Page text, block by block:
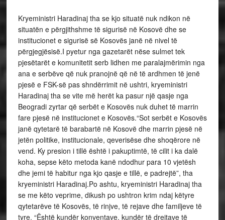
Kryeministri Haradinaj tha se kjo situatë nuk ndikon në
situatën e përgjithshme të sigurisë në Kosovë dhe se
institucionet e sigurisë së Kosovës janë në nivel të
përgjegjësisë.I pyetur nga gazetarët nëse sulmet tek
pjesëtarët e komunitetit serb lidhen me paralajmërimin nga
ana e serbëve që nuk pranojnë që në të ardhmen të jenë
pjesë e FSK-së pas shndërrimit në ushtri, kryeministri
Haradinaj tha se vite më herët ka pasur një qasje nga
Beogradi zyrtar që serbët e Kosovës nuk duhet të marrin
fare pjesë në institucionet e Kosovës.“Sot serbët e Kosovës
janë qytetarë të barabartë në Kosovë dhe marrin pjesë në
jetën politike, institucionale, qeverisëse dhe shoqërore në
vend. Ky presion i tillë është i pakuptimtë, të cilit i ka dalë
koha, sepse këto metoda kanë ndodhur para 10 vjetësh
dhe jemi të habitur nga kjo qasje e tillë, e padrejtë”, tha
kryeministri Haradinaj.Po ashtu, kryeministri Haradinaj tha
se me këto veprime, dikush po ushtron krim ndaj këtyre
qytetarëve të Kosovës, të rinjve, të rejave dhe familjeve të
tyre. “Është kundër konventave, kundër të drejtave të